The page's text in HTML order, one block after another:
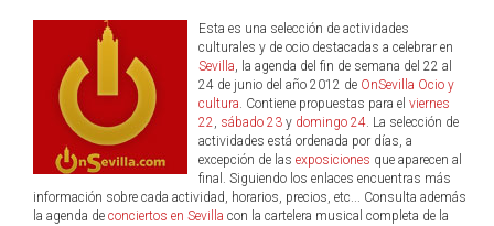
Esta es una selección de actividades
culturales y de ocio destacadas a celebrar en
Sevilla, la agenda del fin de semana del 22 al
24 de junio del año 2012 de OnSevilla Ocio y
cultura. Contiene propuestas para el viernes
22, sábado 23 y domingo 24. La selección de
actividades está ordenada por días, a
excepción de las exposiciones que aparecen al
final. Siguiendo los enlaces encuentras más
información sobre cada actividad, horarios, precios, etc... Consulta además
la agenda de conciertos en Sevilla con la cartelera musical completa de la